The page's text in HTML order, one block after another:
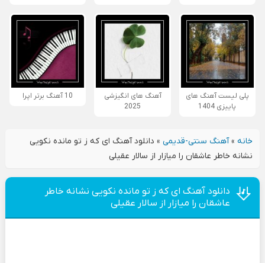
پلی لیست آهنگ های
پاییزی 1404
آهنگ های انگیزشی
2025
10 آهنگ برتر اپرا
خانه»آهنگ سنتی-قدیمی» دانلود آهنگ ای که ز تو مانده نکویی
نشانه خاطر عاشقان را میازار از سالار عقیلی
دانلود آهنگ ای که ز تو مانده نکویی نشانه خاطر
عاشقان را میازار از سالار عقیلی